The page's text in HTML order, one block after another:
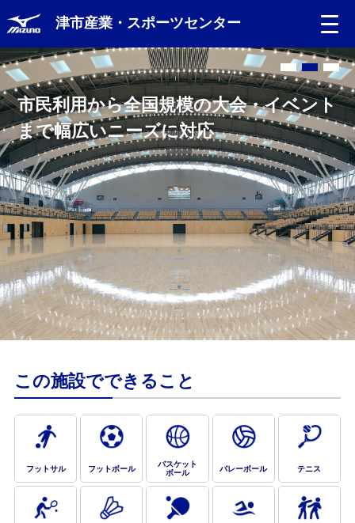
津市産業・スポーツセンター
お問合せフォーム
津市公共施設予約システム
市民利用から全国規模の大会・イベント
まで幅広いニーズに対応
産業展示をはじめとした
多様なイベントに対応可能なコンベンシ
ョン施設
この施設でできること
フットサル フットボール
バスケット
ボール
バレーボール テニス